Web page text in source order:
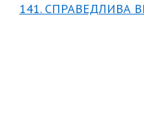
141. СПРАВЕДЛИВА